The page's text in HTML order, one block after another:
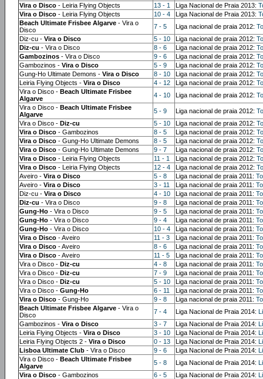
Vira o Disco - Leiria Flying Objects 13 - 1 Liga Nacional de Praia 2013:
Vira o Disco - Leiria Flying Objects 10 - 4 Liga Nacional de Praia 2013:
Beach Ultimate Frisbee Algarve - Vira o
Disco
7 - 5 Liga nacional de praia 2012:
Diz-cu - Vira o Disco 5 - 10 Liga nacional de praia 2012:
Diz-cu - Vira o Disco 8 - 6 Liga nacional de praia 2012:
Gambozinos - Vira o Disco 9 - 6 Liga nacional de praia 2012:
Gambozinos - Vira o Disco 5 - 9 Liga nacional de praia 2012:
Gung-Ho Ultimate Demons - Vira o Disco 8 - 10 Liga nacional de praia 2012:
Leiria Flying Objects - Vira o Disco 4 - 12 Liga nacional de praia 2012:
Vira o Disco - Beach Ultimate Frisbee
Algarve
4 - 10 Liga nacional de praia 2012:
Vira o Disco - Beach Ultimate Frisbee
Algarve
5 - 9 Liga nacional de praia 2012:
Vira o Disco - Diz-cu 5 - 10 Liga nacional de praia 2012:
Vira o Disco - Gambozinos 8 - 5 Liga nacional de praia 2012:
Vira o Disco - Gung-Ho Ultimate Demons 8 - 5 Liga nacional de praia 2012:
Vira o Disco - Gung-Ho Ultimate Demons 9 - 7 Liga nacional de praia 2012:
Vira o Disco - Leiria Flying Objects 11 - 1 Liga nacional de praia 2012:
Vira o Disco - Leiria Flying Objects 12 - 4 Liga nacional de praia 2012:
Aveiro - Vira o Disco 5 - 8 Liga nacional de praia 2011:
Aveiro - Vira o Disco 3 - 11 Liga nacional de praia 2011:
Diz-cu - Vira o Disco 4 - 10 Liga nacional de praia 2011:
Diz-cu - Vira o Disco 9 - 8 Liga nacional de praia 2011:
Gung-Ho - Vira o Disco 9 - 5 Liga nacional de praia 2011:
Gung-Ho - Vira o Disco 9 - 4 Liga nacional de praia 2011:
Gung-Ho - Vira o Disco 10 - 4 Liga nacional de praia 2011:
Vira o Disco - Aveiro 11 - 3 Liga nacional de praia 2011:
Vira o Disco - Aveiro 8 - 6 Liga nacional de praia 2011:
Vira o Disco - Aveiro 11 - 5 Liga nacional de praia 2011:
Vira o Disco - Diz-cu 4 - 8 Liga nacional de praia 2011:
Vira o Disco - Diz-cu 7 - 9 Liga nacional de praia 2011:
Vira o Disco - Diz-cu 5 - 10 Liga nacional de praia 2011:
Vira o Disco - Gung-Ho 6 - 11 Liga nacional de praia 2011:
Vira o Disco - Gung-Ho 9 - 8 Liga nacional de praia 2011:
Beach Ultimate Frisbee Algarve - Vira o
Disco
7 - 4 Liga Nacional de Praia 2014:
Gambozinos - Vira o Disco 3 - 7 Liga Nacional de Praia 2014:
Leiria Flying Objects - Vira o Disco 3 - 10 Liga Nacional de Praia 2014:
Leiria Flying Objects 2 - Vira o Disco 0 - 13 Liga Nacional de Praia 2014:
Lisboa Ultimate Club - Vira o Disco 9 - 6 Liga Nacional de Praia 2014:
Vira o Disco - Beach Ultimate Frisbee
Algarve
5 - 8 Liga Nacional de Praia 2014:
Vira o Disco - Gambozinos 6 - 5 Liga Nacional de Praia 2014: